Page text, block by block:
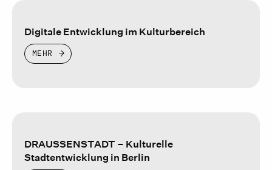
Digitale Entwicklung im Kulturbereich
MEHR
DRAUSSENSTADT – Kulturelle
Stadtentwicklung in Berlin